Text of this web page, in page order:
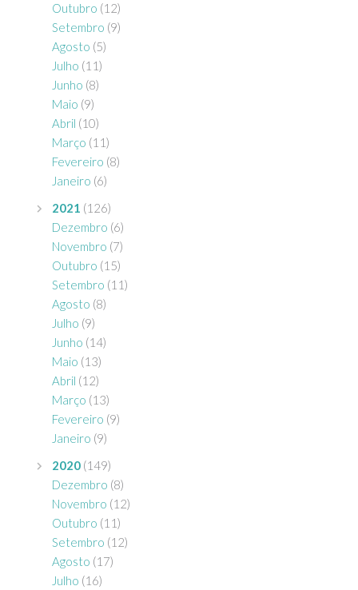
Outubro (12)
Setembro (9)
Agosto (5)
Julho (11)
Junho (8)
Maio (9)
Abril (10)
Março (11)
Fevereiro (8)
Janeiro (6)
2021 (126)
Dezembro (6)
Novembro (7)
Outubro (15)
Setembro (11)
Agosto (8)
Julho (9)
Junho (14)
Maio (13)
Abril (12)
Março (13)
Fevereiro (9)
Janeiro (9)
2020 (149)
Dezembro (8)
Novembro (12)
Outubro (11)
Setembro (12)
Agosto (17)
Julho (16)